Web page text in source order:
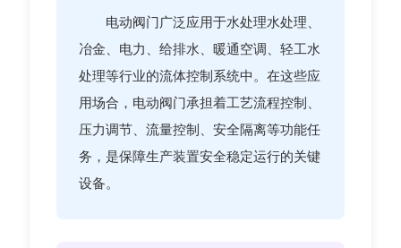
电动阀门广泛应用于水处理水处理、
冶金、电力、给排水、暖通空调、轻工水
处理等行业的流体控制系统中。在这些应
用场合，电动阀门承担着工艺流程控制、
压力调节、流量控制、安全隔离等功能任
务，是保障生产装置安全稳定运行的关键
设备。